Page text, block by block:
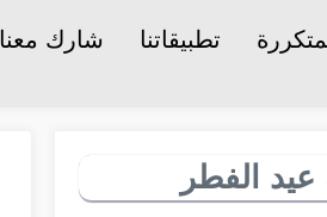
تطبيقاتنا شارك معنا
الفطر